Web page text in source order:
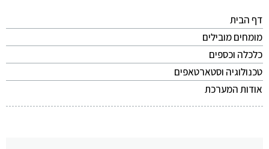
דף הבית
מומחים מובילים
כלכלה וכספים
טכנולוגיה וסטארטאפים
אודות המערכת